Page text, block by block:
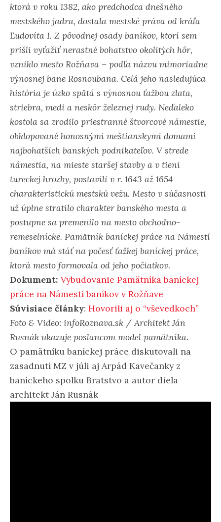
ktorá v roku 1382, ako predchodca dnešného
mestského jadra, dostala mestské práva od kráľa
Ľudovíta I. Z pôvodnej osady baníkov, ktorí sem
prišli vyťažiť nerastné bohatstvo okolitých hôr,
vzniklo mesto Rožňava – podľa názvu mimoriadne
výnosnej bane Rosnoubana. Celá jeho nasledujúca
história je úzko spätá s výnosnou ťažbou zlata,
striebra, medi a neskôr železnej rudy. Neďaleko
kostola sa zrodilo priestranné štvorcové námestie,
obklopované honosnými meštianskymi domami
najbohatších banských podnikateľov. V strede
námestia, na mieste staršej stavby a v tieni
tureckej hrozby, postavili v r. 1643 až 1654
charakteristickú mestskú vežu. Mesto v súčasnosti
už úplne stratilo charakter banského mesta a
postupne sa premenilo na mesto obchodno-
remeselnícke. Pamätník baníckej práce na Námestí
baníkov má stáť na počesť ťažkej baníckej práce,
ktorá mesto formovala od jeho počiatkov.
Dokument: Vybudovanie Pamätníka baníckej
práce na Námestí baníkov v Rožňave
Súvisiace články: Hovorili aj o “vševedkoch”
Foto & Video: infoRoznava.sk / Architekt Ján
Rusnák ukazuje poslancom model pamätníka.
O pamätníku baníckej práce diskutovali na
zasadnutí MZ v júli aj Arpád Kavečanky z
baníckeho spolku Bratstvo a autor diela
architekt Ján Rusnák